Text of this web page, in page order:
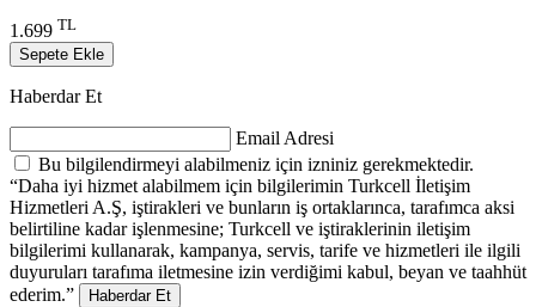
1.699 TL
Sepete Ekle
Haberdar Et
Email Adresi
Bu bilgilendirmeyi alabilmeniz için izniniz gerekmektedir.
“Daha iyi hizmet alabilmem için bilgilerimin Turkcell İletişim
Hizmetleri A.Ş, iştirakleri ve bunların iş ortaklarınca, tarafımca aksi
belirtiline kadar işlenmesine; Turkcell ve iştiraklerinin iletişim
bilgilerimi kullanarak, kampanya, servis, tarife ve hizmetleri ile ilgili
duyuruları tarafıma iletmesine izin verdiğimi kabul, beyan ve taahhüt
ederim.”
Haberdar Et